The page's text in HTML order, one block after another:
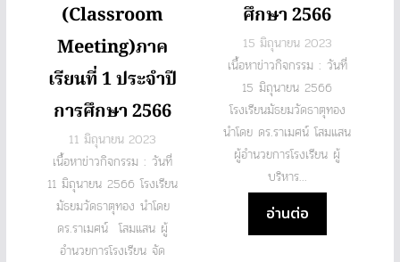
(Classroom
Meeting)ภาค
เรียนที่ 1 ประจำปี
การศึกษา 2566
11 มิถุนายน 2023
เนื้อหาข่าวกิจกรรม : วันที่
11 มิถุนายน 2566 โรงเรียน
มัธยมวัดธาตุทอง นำโดย
ดร.ราเมศน์ โสมแสน ผู้
อำนวยการโรงเรียน จัด
ศึกษา 2566
15 มิถุนายน 2023
เนื้อหาข่าวกิจกรรม : วันที่
15 มิถุนายน 2566
โรงเรียนมัธยมวัดธาตุทอง
นำโดย ดร.ราเมศน์ โสมแสน
ผู้อำนวยการโรงเรียน ผู้
บริหาร...
อ่านต่อ